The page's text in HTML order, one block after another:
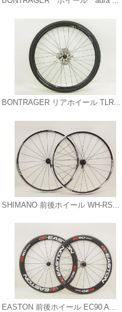
BONTRAGER リアホイール TLR...
SHIMANO 前後ホイール WH-RS...
EASTON 前後ホイール EC90 A...